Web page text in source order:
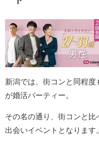
新潟では、街コンと同程
が婚活パーティー。
その名の通り、街コンと比
出会いイベントとなります